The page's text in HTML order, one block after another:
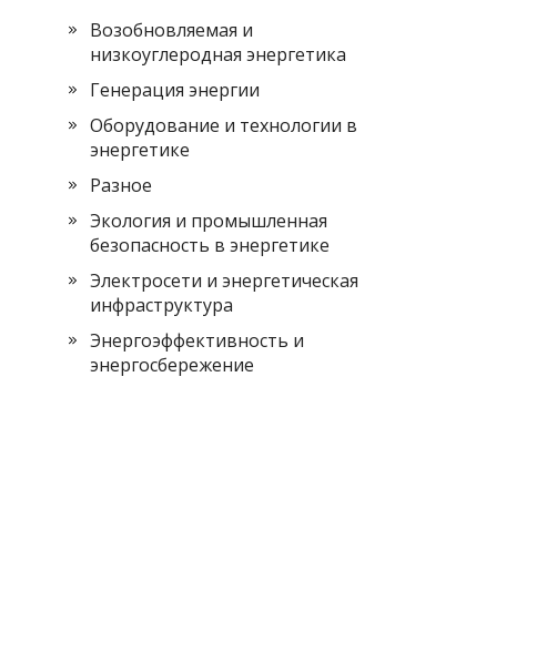
Возобновляемая и
низкоуглеродная энергетика
Генерация энергии
Оборудование и технологии в
энергетике
Разное
Экология и промышленная
безопасность в энергетике
Электросети и энергетическая
инфраструктура
Энергоэффективность и
энергосбережение